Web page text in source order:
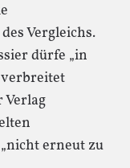
Vergleichs.
dürfe „in
Verlag
erneut zu